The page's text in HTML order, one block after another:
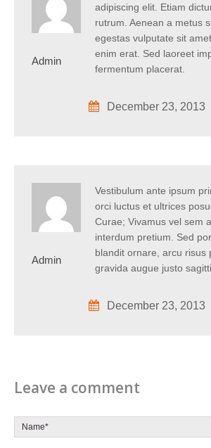
Admin
adipiscing elit. Etiam
rutrum. Aenean a metus
egestas vulputate sit
enim erat. Sed laoreet
fermentum placerat.
December 23, 2013
Admin
Vestibulum ante ipsum
orci luctus et ultrices
Curae; Vivamus vel sem
interdum pretium. Sed
blandit ornare, arcu risus
gravida augue justo
December 23, 2013
Leave a comment